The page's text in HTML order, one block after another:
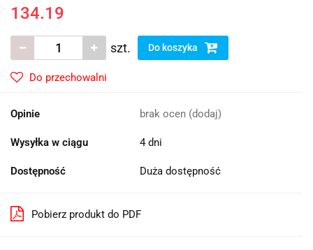
134.19
szt. Do koszyka
Do przechowalni
Opinie brak ocen (dodaj)
Wysyłka w ciągu 4 dni
Dostępność Duża dostępność
Pobierz produkt do PDF